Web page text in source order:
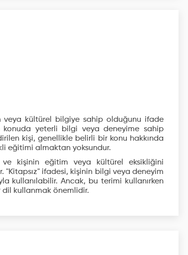
veya kültürel bilgiye sahip olduğunu ifade
yeterli bilgi veya deneyime sahip
kişi, genellikle belirli bir konu hakkında
eğitimi almaktan yoksundur.
ve kişinin eğitim veya kültürel eksikliğini
"Kitapsız" ifadesi, kişinin bilgi veya deneyim
kullanılabilir. Ancak, bu terimi kullanırken
dil kullanmak önemlidir.